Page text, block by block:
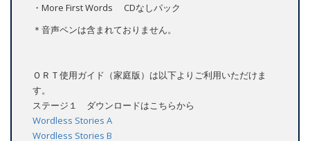
・More First Words CDなしパック
＊音声ペンは含まれておりません。
ＯＲＴ使用ガイド（家庭版）は以下よりご利用いただけま
す。
ステージ１ ダウンロードはこちらから
Wordless Stories A
Wordless Stories B